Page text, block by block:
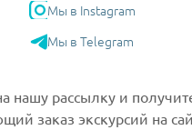
Мы в Instagram
Мы в Telegram
нашу рассылку и
заказ экскурсий на